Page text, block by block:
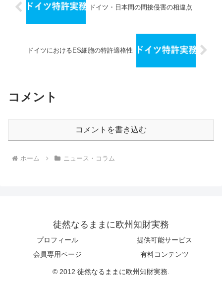
ドイツ・日本間の間接侵害の相違点
ドイツにおけるES細胞の特許適格性
コメント
コメントを書き込む
ホーム ニュース・コラム
徒然なるままに欧州知財実務
プロフィール
提供可能サービス
会員専用ページ
有料コンテンツ
© 2012 徒然なるままに欧州知財実務.